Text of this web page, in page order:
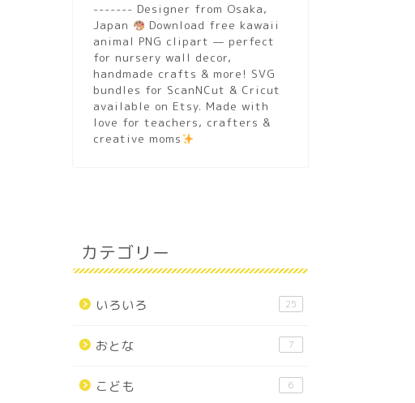
------- Designer from Osaka,
Japan
Download free kawaii
animal PNG clipart — perfect
for nursery wall decor,
handmade crafts & more! SVG
bundles for ScanNCut & Cricut
available on Etsy. Made with
love for teachers, crafters &
creative moms
カテゴリー
いろいろ 25
おとな 7
こども 6